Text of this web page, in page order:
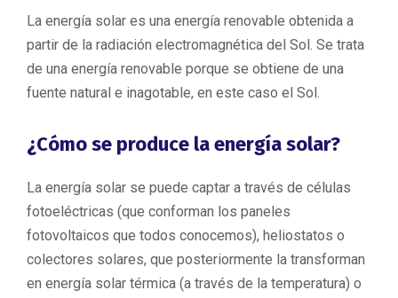
La energía solar es una energía renovable obtenida a
partir de la radiación electromagnética del Sol. Se trata
de una energía renovable porque se obtiene de una
fuente natural e inagotable, en este caso el Sol.
¿Cómo se produce la energía solar?
La energía solar se puede captar a través de células
fotoeléctricas (que conforman los paneles
fotovoltaicos que todos conocemos), heliostatos o
colectores solares, que posteriormente la transforman
en energía solar térmica (a través de la temperatura) o